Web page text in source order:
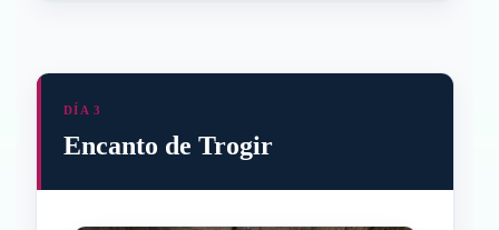
DÍA 3
Encanto de Trogir